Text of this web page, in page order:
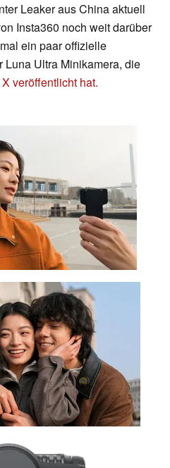
Leaker aus China aktuell
Insta360 noch weit darüber
ein paar offizielle
Luna Ultra Minikamera, die
veröffentlicht hat.